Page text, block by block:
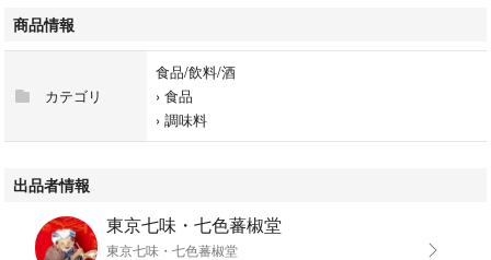
唐辛子、他
[保存] 製品到着後、速やかに冷凍庫
での保存をお願い致します。
常温での保存はお控え下さい。
商品情報
カテゴリ
食品/飲料/酒
› 食品
› 調味料
出品者情報
東京七味・七色蕃椒堂
東京七味・七色蕃椒堂